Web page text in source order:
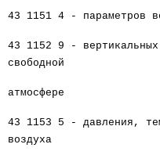
43 1151 4 - параметров
43 1152 9 -
свободной
атмосфере
43 1153 5 - давления,
воздуха